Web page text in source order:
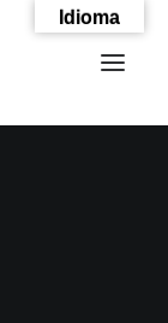
Idioma